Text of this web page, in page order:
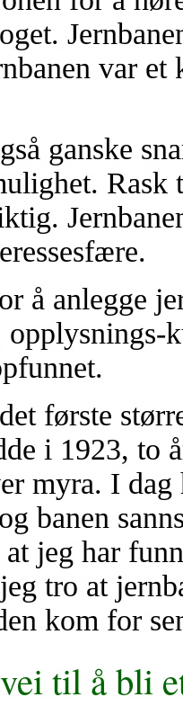
var
ganske
Rask
å anlegge
første
i 1923, to
myra. I dag
banen
jeg har
tro at
kom for
til å bli